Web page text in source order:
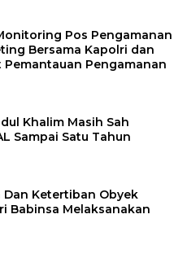
Pos Pengamanan
Bersama Kapolri dan
Pemantauan Pengamanan
Khalim Masih Sah
Sampai Satu Tahun
Ketertiban Obyek
Babinsa Melaksanakan